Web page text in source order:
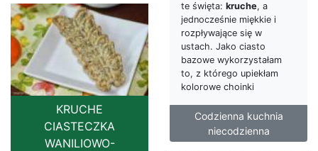
te święta: kruche, a
jednocześnie miękkie i
rozpływające się w
ustach. Jako ciasto
bazowe wykorzystałam
to, z którego upiekłam
kolorowe choinki
Codzienna kuchnia
niecodzienna
KRUCHE
CIASTECZKA
WANILIOWO-